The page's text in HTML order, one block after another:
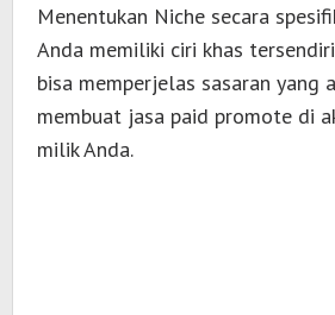
Menentukan Niche secara
Anda memiliki ciri khas
bisa memperjelas sasaran yang
membuat jasa paid promote di
milik Anda.